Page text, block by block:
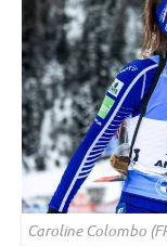
Caroline Colombo